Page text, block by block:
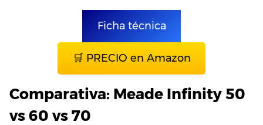
Ficha técnica
🛒 PRECIO en Amazon
Comparativa: Meade Infinity 50
vs 60 vs 70